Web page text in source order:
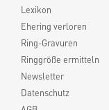
Lexikon
Ehering verloren
Ring-Gravuren
Ringgröße ermitteln
Newsletter
Datenschutz